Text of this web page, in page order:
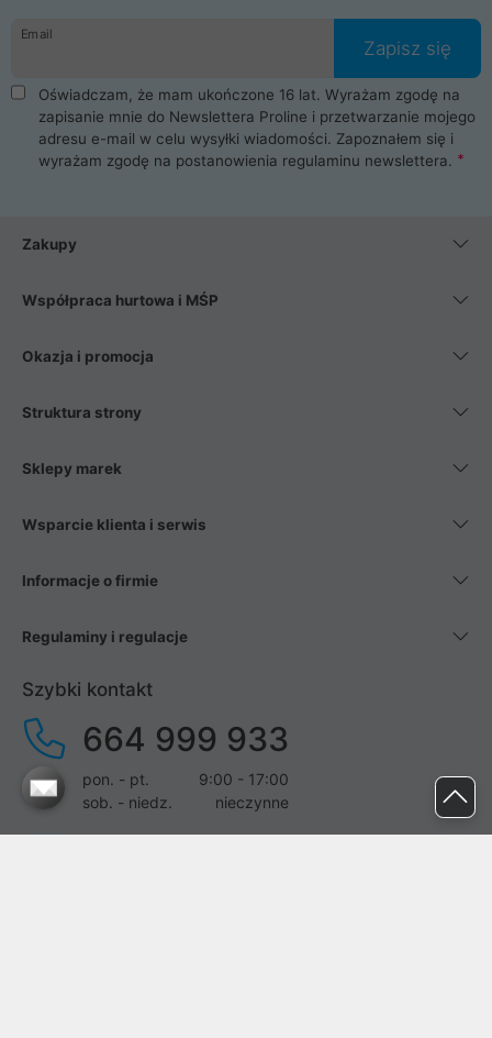
Email
Zapisz się
Oświadczam, że mam ukończone 16 lat. Wyrażam zgodę na
zapisanie mnie do Newslettera Proline i przetwarzanie mojego
adresu e-mail w celu wysyłki wiadomości. Zapoznałem się i
wyrażam zgodę na postanowienia regulaminu newslettera.
Zakupy
Współpraca hurtowa i MŚP
Okazja i promocja
Struktura strony
Sklepy marek
Wsparcie klienta i serwis
Informacje o firmie
Regulaminy i regulacje
Szybki kontakt
664 999 933
pon. - pt.
9:00 - 17:00
sob. - niedz.
nieczynne